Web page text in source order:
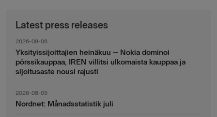
Latest press releases
2026-08-06
Yksityissijoittajien heinäkuu – Nokia dominoi
pörssikauppaa, IREN villitsi ulkomaista kauppaa ja
sijoitusaste nousi rajusti
2026-08-05
Nordnet: Månadsstatistik juli